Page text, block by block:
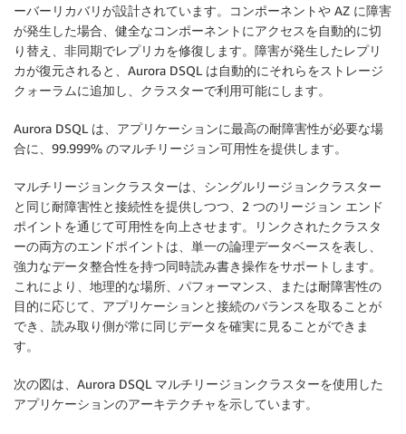
ーバーリカバリが設計されています。コンポーネントや AZ に障害
が発生した場合、健全なコンポーネントにアクセスを自動的に切
り替え、非同期でレプリカを修復します。障害が発生したレプリ
カが復元されると、Aurora DSQL は自動的にそれらをストレージ
クォーラムに追加し、クラスターで利用可能にします。
Aurora DSQL は、アプリケーションに最高の耐障害性が必要な場
合に、99.999% のマルチリージョン可用性を提供します。
マルチリージョンクラスターは、シングルリージョンクラスター
と同じ耐障害性と接続性を提供しつつ、2 つのリージョン エンド
ポイントを通じて可用性を向上させます。リンクされたクラスタ
ーの両方のエンドポイントは、単一の論理データベースを表し、
強力なデータ整合性を持つ同時読み書き操作をサポートします。
これにより、地理的な場所、パフォーマンス、または耐障害性の
目的に応じて、アプリケーションと接続のバランスを取ることが
でき、読み取り側が常に同じデータを確実に見ることができま
す。
次の図は、Aurora DSQL マルチリージョンクラスターを使用した
アプリケーションのアーキテクチャを示しています。